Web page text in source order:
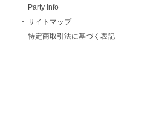
Party Info
サイトマップ
特定商取引法に基づく表記